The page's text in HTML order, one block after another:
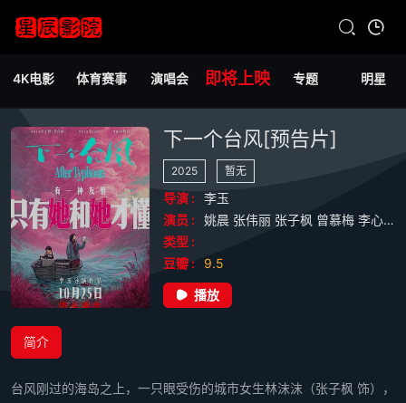
4K电影 体育赛事 演唱会 即将上映 专题 明星
下一个台风[预告片]
2025 暂无
导演 :
李玉
演员 :
姚晨 张伟丽 张子枫 曾慕梅 李心洁
类型 :
豆瓣 :
9.5
播放
简介
台风刚过的海岛之上，一只眼受伤的城市女生林沫沫（张子枫 饰），